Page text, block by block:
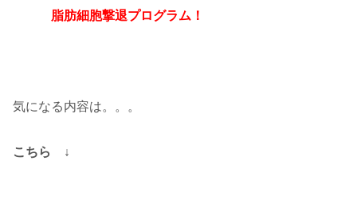
脂肪細胞撃退プログラム！
気になる内容は。。。
こちら ↓